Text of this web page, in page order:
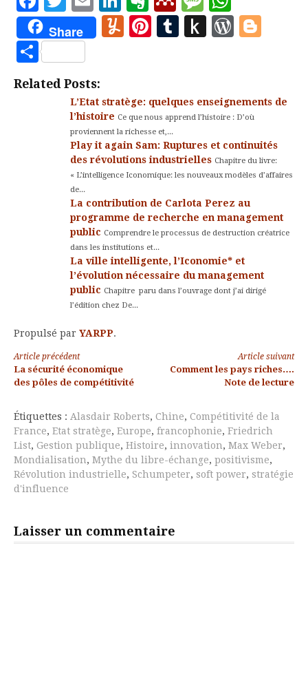
Share Yummly
Pinterest
Tumblr
Push
Partager
Related Posts:
L’Etat stratège: quelques enseignements de
l’histoire Ce que nous apprend l’histoire : D’où
proviennent la richesse et,...
Play it again Sam: Ruptures et continuités
des révolutions industrielles Chapitre du livre:
« L’intelligence Iconomique: les nouveaux modèles d’affaires
de...
La contribution de Carlota Perez au
programme de recherche en management
public Comprendre le processus de destruction créatrice
dans les institutions et...
La ville intelligente, l’Iconomie* et
l’évolution nécessaire du management
public Chapitre paru dans l’ouvrage dont j’ai dirigé
l’édition chez De...
Propulsé par YARPP.
Lire
la
suite
Article précédent
La sécurité économique
des pôles de compétitivité
Article suivant
Comment les pays riches….
Note de lecture
Étiquettes : Alasdair Roberts, Chine, Compétitivité de la
France, Etat stratège, Europe, francophonie, Friedrich
List, Gestion publique, Histoire, innovation, Max Weber,
Mondialisation, Mythe du libre-échange, positivisme,
Révolution industrielle, Schumpeter, soft power, stratégie
d'influence
Laisser un commentaire